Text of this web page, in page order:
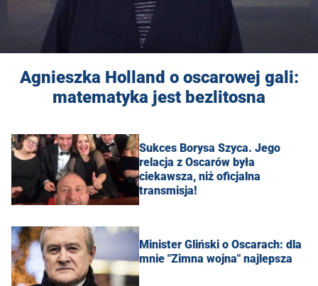
Agnieszka Holland o oscarowej gali:
matematyka jest bezlitosna
Sukces Borysa Szyca. Jego
relacja z Oscarów była
ciekawsza, niż oficjalna
transmisja!
Minister Gliński o Oscarach: dla
mnie "Zimna wojna" najlepsza